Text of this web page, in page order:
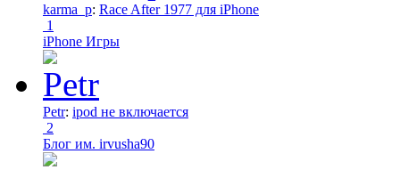
karma_p: Race After 1977 для iPhone
1
iPhone Игры
Petr: ipod не включается
2
Блог им. irvusha90